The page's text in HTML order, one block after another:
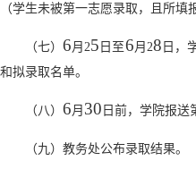
（学生未被第一志愿录取，且所填
（七）6 月 25 日至6 月 28 日，
和拟录取名单。
（八） 6 月 30 日前，学院报送
（九）教务处公布录取结果。